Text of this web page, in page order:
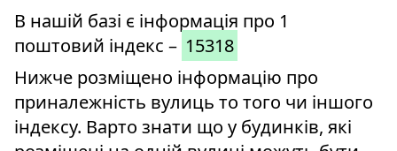
В нашій базі є інформація про 1
поштовий індекс – 15318
Нижче розміщено інформацію про
приналежність вулиць то того чи іншого
індексу. Варто знати що у будинків, які